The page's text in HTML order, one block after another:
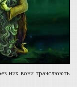
них вони транслюють